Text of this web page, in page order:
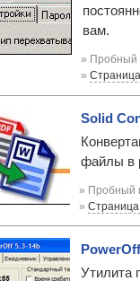
вам.
» Пробный
»
Solid
файлы в
» Пробный
»
Утилита